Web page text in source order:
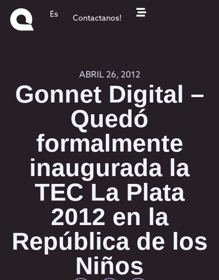
Es Contactanos!
ABRIL 26, 2012
Gonnet Digital –
Quedó
formalmente
inaugurada la
TEC La Plata
2012 en la
República de los
Niños